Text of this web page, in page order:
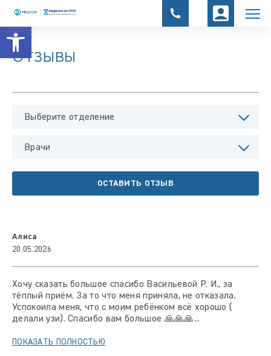
Открыть панель инструментов
Отзывы
Выберите отделение
Врачи
ОСТАВИТЬ ОТЗЫВ
Алиса
20.05.2026
Хочу сказать большое спасибо Васильевой Р. И., за
тёплый приём. За то что меня приняла, не отказала.
Успокоила меня, что с моим ребёнком всё хорошо (
делали узи). Спасибо вам большое 🙏🙏🙏...
ПОКАЗАТЬ ПОЛНОСТЬЮ